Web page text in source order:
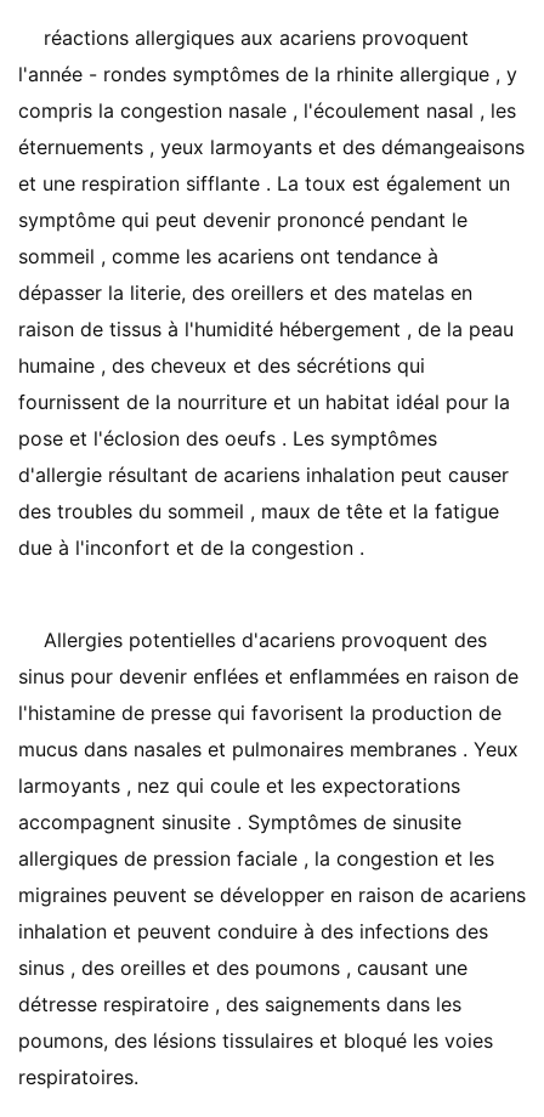
réactions allergiques aux acariens provoquent
l'année - rondes symptômes de la rhinite allergique , y
compris la congestion nasale , l'écoulement nasal , les
éternuements , yeux larmoyants et des démangeaisons
et une respiration sifflante . La toux est également un
symptôme qui peut devenir prononcé pendant le
sommeil , comme les acariens ont tendance à
dépasser la literie, des oreillers et des matelas en
raison de tissus à l'humidité hébergement , de la peau
humaine , des cheveux et des sécrétions qui
fournissent de la nourriture et un habitat idéal pour la
pose et l'éclosion des oeufs . Les symptômes
d'allergie résultant de acariens inhalation peut causer
des troubles du sommeil , maux de tête et la fatigue
due à l'inconfort et de la congestion .
Allergies potentielles d'acariens provoquent des
sinus pour devenir enflées et enflammées en raison de
l'histamine de presse qui favorisent la production de
mucus dans nasales et pulmonaires membranes . Yeux
larmoyants , nez qui coule et les expectorations
accompagnent sinusite . Symptômes de sinusite
allergiques de pression faciale , la congestion et les
migraines peuvent se développer en raison de acariens
inhalation et peuvent conduire à des infections des
sinus , des oreilles et des poumons , causant une
détresse respiratoire , des saignements dans les
poumons, des lésions tissulaires et bloqué les voies
respiratoires.